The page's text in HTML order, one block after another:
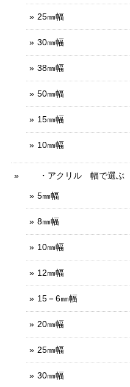
25㎜幅
30㎜幅
38㎜幅
50㎜幅
15㎜幅
10㎜幅
・アクリル 幅で選ぶ
5㎜幅
8㎜幅
10㎜幅
12㎜幅
15－6㎜幅
20㎜幅
25㎜幅
30㎜幅